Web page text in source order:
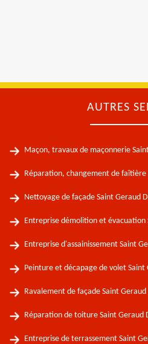
AUTRES
Maçon, travaux de maçonnerie
Réparation, changement de faîtière
Nettoyage de façade Saint Geraud
Entreprise démolition et évacuation
Entreprise d'assainissement Saint
Peinture et décapage de volet Saint
Ravalement de façade Saint Geraud
Réparation de toiture Saint Geraud
Entreprise de terrassement Saint